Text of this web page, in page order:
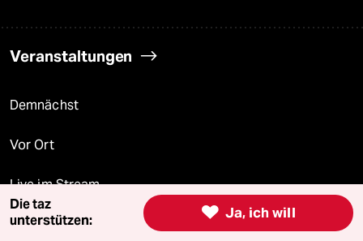
Veranstaltungen
Demnächst
Vor Ort
Live im Stream
Vergangene
 Ja, ich will
Die taz
unterstützen: